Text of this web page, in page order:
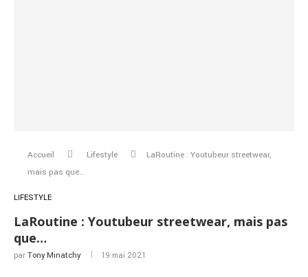
Accueil Lifestyle
LaRoutine : Youtubeur streetwear,
mais pas que…
LIFESTYLE
LaRoutine : Youtubeur streetwear, mais pas
que…
par Tony Minatchy 19 mai 2021